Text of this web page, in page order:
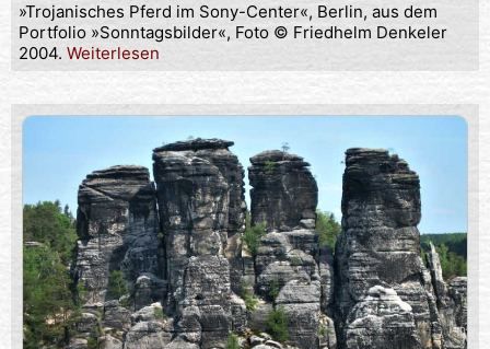
»Trojanisches Pferd im Sony-Center«, Berlin, aus dem
Portfolio »Sonntagsbilder«, Foto © Friedhelm Denkeler
2004. Weiterlesen